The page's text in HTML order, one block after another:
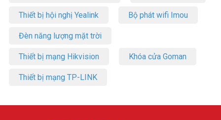
Thiết bị hội nghị Yealink Bộ phát wifi Imou
Đèn năng lượng mặt trời
Thiết bị mạng Hikvision Khóa cửa Goman
Thiết bị mạng TP-LINK